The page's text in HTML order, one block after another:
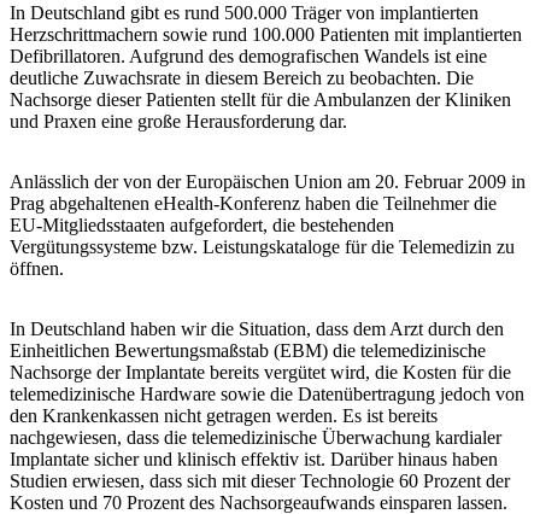
In Deutschland gibt es rund 500.000 Träger von implantierten
Herzschrittmachern sowie rund 100.000 Patienten mit implantierten
Defibrillatoren. Aufgrund des demografischen Wandels ist eine
deutliche Zuwachsrate in diesem Bereich zu beobachten. Die
Nachsorge dieser Patienten stellt für die Ambulanzen der Kliniken
und Praxen eine große Herausforderung dar.
Anlässlich der von der Europäischen Union am 20. Februar 2009 in
Prag abgehaltenen eHealth-Konferenz haben die Teilnehmer die
EU-Mitgliedsstaaten aufgefordert, die bestehenden
Vergütungssysteme bzw. Leistungskataloge für die Telemedizin zu
öffnen.
In Deutschland haben wir die Situation, dass dem Arzt durch den
Einheitlichen Bewertungsmaßstab (EBM) die telemedizinische
Nachsorge der Implantate bereits vergütet wird, die Kosten für die
telemedizinische Hardware sowie die Datenübertragung jedoch von
den Krankenkassen nicht getragen werden. Es ist bereits
nachgewiesen, dass die telemedizinische Überwachung kardialer
Implantate sicher und klinisch effektiv ist. Darüber hinaus haben
Studien erwiesen, dass sich mit dieser Technologie 60 Prozent der
Kosten und 70 Prozent des Nachsorgeaufwands einsparen lassen.